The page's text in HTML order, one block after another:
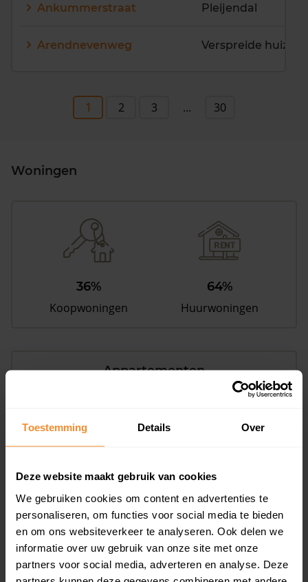
Toestemming Details Over
Deze website maakt gebruik van cookies
We gebruiken cookies om content en advertenties te
personaliseren, om functies voor social media te bieden
en om ons websiteverkeer te analyseren. Ook delen we
informatie over uw gebruik van onze site met onze
partners voor social media, adverteren en analyse. Deze
Ankummerstraat Pleijendal
Arendnevenweg
1 2 3 ... 30
Woningen
36%
Koopwoningen
64%
Huurwoningen
Appartementen
aandeel van totale woningen
Bouwjaar